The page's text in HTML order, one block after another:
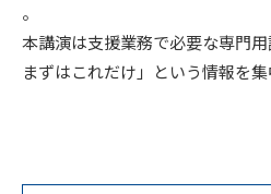
。
本講演は支援業務で必要な専門
まずはこれだけ」という情報を集